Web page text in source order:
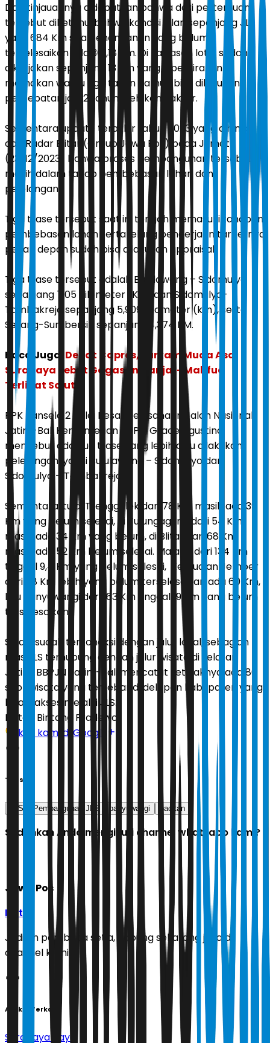
Dari tinjauannya didapatkan bahwa dari pertemuan
tersebut diketahui bahwa kondisi jalan sepanjang JLS
yaitu 684 Km sisa penanganan yang belum
terselesaikan ada 301,18 Km. Di kawasan lot 7 sedang
dikerjakan sepanjang 13 Km yang diperkirakan
memakan waktu tiga tahun namun bisa dilakukan
percepatan jadi 2 tahun oleh kontraktor.
Sementara update terakhir tahun 2023 yang dihimpun
dari Radar Blitar (Group Jawa Pos) pada Jumat
(23/12/2023) bahwa proses pembangunan tersebut
masih dalam tahap pembebasan lahan dan
pelelangan.
Tiga trase tersebut saat ini tengah memasuki tahapan
pembebasan lahan serta lelang pengerjaan targetnya
pekan depan sudah bisa dilakukan appraisal.
Tiga trase tersebut adalah Bululawang – Sidomulyo
sepanjang 7,05 Kilometer (KM) dan Sidomulyo-
Tambakrejo sepanjang 5,909 Kilometer (km), serta
Serang-Sumbersih sepanjang 4,374 KM.
Baca Juga: Debat Capres, Jurkam Muda Asal
Surabaya Sebut Gagasan Ganjar- Mahfud
Terlihat Solutif
PPK Pansela 2 Balai Besar Pelasanaan Jalan Nasional
Jatim-Bali Kementerian PUPR, Grace Agustina
menyebut ada dua trase yang lebih dulu dilakukan
pelelangan, yakni Bululawang – Sidomulyo dan
Sidomulyo – Tambakrejo
Sementara itu di Trenggalek dari 78 Km masih ada 39
Km yang belum selesai, di Tulungagung dari 54 Km
masih ada 34 Km yang belum, di Blitar dari 68 Km
masih ada 52 Km belum selesai. Malang dari 134 Km
tinggal 9,4 Km yang belum selesai, Kemudian Jember
dari 88 Km lebih yang belum terselesaikan ada 60 Km,
lalu Banyuwangi dari 163 Km tinggal 19 Km yang belum
terselesaikan.
Selain sudah terkoneksi dengan jalur lokal, sebagian
ruas JLS terhubung dengan jalur wisata di selatan
Jatim. BBPJN Jatim-Bali mencatat setidaknya ada 80
spot wisata yang tersebar di delapan kabupaten yang
bisa diakses melalui JLS.
Editor: Bintang Pradewo
Ikuti kami di Google
Tags
JLS Pembangunan JLS banyuwangi pacitan
Sudahkah Anda mengikuti channel whatsapp kami?
Jawa Pos
Ikuti
Jadilah pembaca setia, gabung sekarang juga di
channel kami!
Artikel Terkait
Surabaya Raya